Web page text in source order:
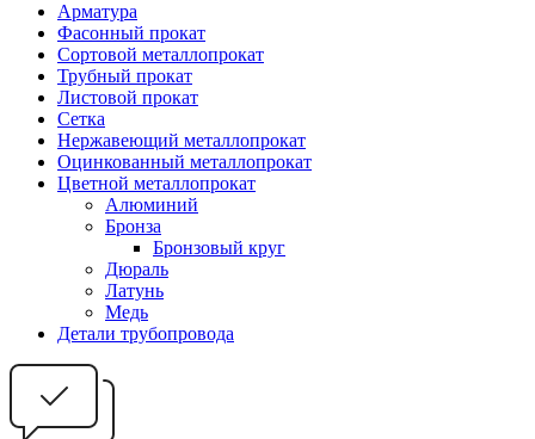
Арматура
Фасонный прокат
Сортовой металлопрокат
Трубный прокат
Листовой прокат
Сетка
Нержавеющий металлопрокат
Оцинкованный металлопрокат
Цветной металлопрокат
Алюминий
Бронза
Бронзовый круг
Дюраль
Латунь
Медь
Детали трубопровода